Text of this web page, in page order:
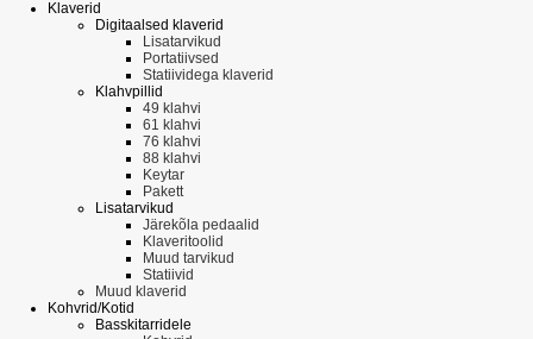
Klaverid
Digitaalsed klaverid
Lisatarvikud
Portatiivsed
Statiividega klaverid
Klahvpillid
49 klahvi
61 klahvi
76 klahvi
88 klahvi
Keytar
Pakett
Lisatarvikud
Järekõla pedaalid
Klaveritoolid
Muud tarvikud
Statiivid
Muud klaverid
Kohvrid/Kotid
Basskitarridele